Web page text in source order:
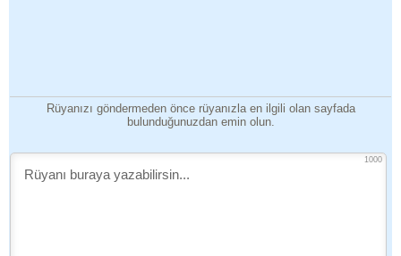
Rüyanızı göndermeden önce rüyanızla en ilgili olan sayfada
bulunduğunuzdan emin olun.
1000